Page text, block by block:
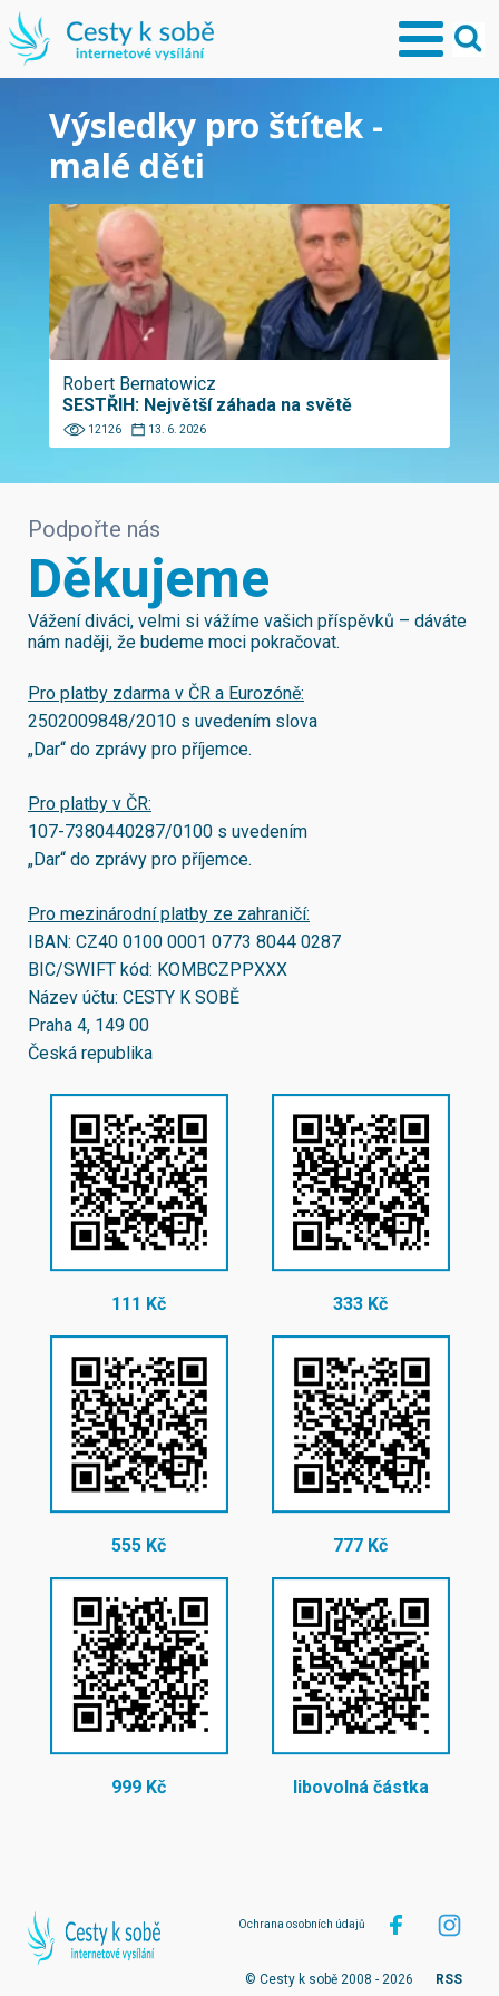
Výsledky pro štítek -
malé děti
Robert Bernatowicz
SESTŘIH: Největší záhada na světě
12126 13. 6. 2026
Podpořte nás
Děkujeme
Vážení diváci, velmi si vážíme vašich příspěvků – dáváte
nám naději, že budeme moci pokračovat.
Pro platby zdarma v ČR a Eurozóně:
2502009848/2010 s uvedením slova
„Dar“ do zprávy pro příjemce.
Pro platby v ČR:
107-7380440287/0100 s uvedením
„Dar“ do zprávy pro příjemce.
Pro mezinárodní platby ze zahraničí:
IBAN: CZ40 0100 0001 0773 8044 0287
BIC/SWIFT kód: KOMBCZPPXXX
Název účtu: CESTY K SOBĚ
Praha 4, 149 00
Česká republika
111 Kč 333 Kč
555 Kč 777 Kč
999 Kč libovolná částka
Ochrana osobních údajů
© Cesty k sobě 2008 - 2026 RSS